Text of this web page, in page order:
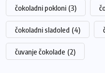
čokoladni pokloni (3)
čokoladni sladoled (4)
čuvanje čokolade (2)